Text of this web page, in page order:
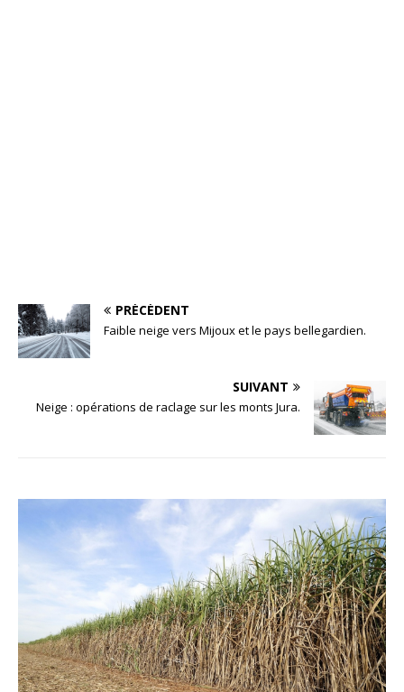
PRÉCÉDENT
Faible neige vers Mijoux et le pays bellegardien.
SUIVANT
Neige : opérations de raclage sur les monts Jura.